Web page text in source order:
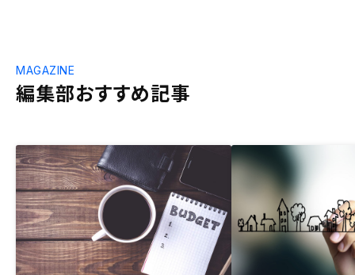
編集部おすすめ記事
MAGAZINE